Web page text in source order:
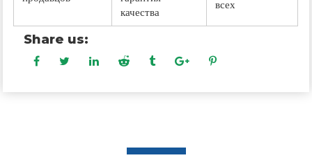
качества
всех
Share us: